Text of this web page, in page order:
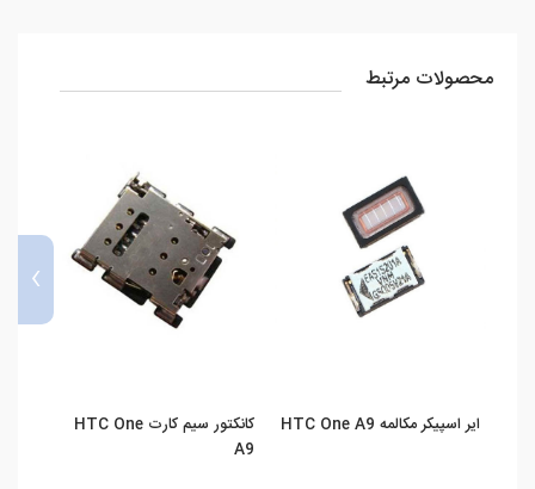
محصولات مرتبط
ایر اسپیکر مکالمه HTC One A9
کانکتور سیم کارت HTC One
A9
›